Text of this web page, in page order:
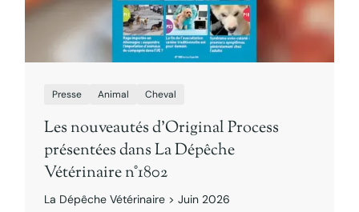
Presse Animal Cheval
Les nouveautés d’Original Process
présentées dans La Dépêche
Vétérinaire n°1802
La Dépêche Vétérinaire > Juin 2026